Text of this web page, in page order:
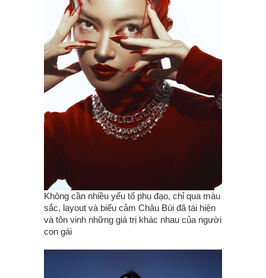
Không cần nhiều yếu tố phụ đạo, chỉ qua màu
sắc, layout và biểu cảm Châu Bùi đã tái hiện
và tôn vinh những giá trị khác nhau của người
con gái